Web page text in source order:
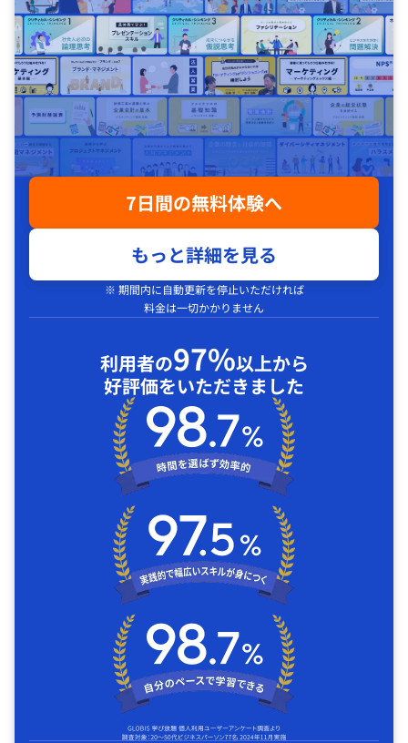
7日間の無料体験へ
もっと詳細を見る
※ 期間内に自動更新を停止いただければ
料金は一切かかりません
利用者の97%以上から
好評価をいただきました